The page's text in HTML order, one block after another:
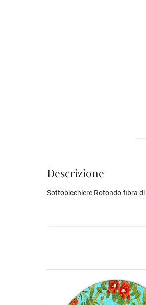
Descrizione
Sottobicchiere Rotondo fibra